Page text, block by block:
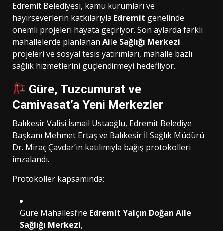
Edremit Belediyesi, kamu kurumları ve
hayırseverlerin katkılarıyla Edremit genelinde
önemli projeleri hayata geçiriyor. Son aylarda farklı
mahallelerde planlanan Aile Sağlığı Merkezi
projeleri ve sosyal tesis yatırımları, mahalle bazlı
sağlık hizmetlerini güçlendirmeyi hedefliyor.
Güre, Tuzcumurat ve
Camivasat’a Yeni Merkezler
Balıkesir Valisi İsmail Ustaoğlu, Edremit Belediye
Başkanı Mehmet Ertaş ve Balıkesir İl Sağlık Müdürü
Dr. Miraç Çavdar’ın katılımıyla bağış protokolleri
imzalandı.
Protokoller kapsamında:
Güre Mahallesi’ne Edremit Yalçın Doğan Aile
Sağlığı Merkezi,